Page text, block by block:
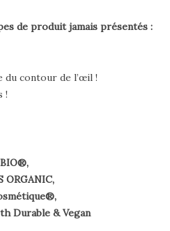
de produit jamais présentés :
du contour de l’œil !
!
ORGANIC,
Durable & Vegan